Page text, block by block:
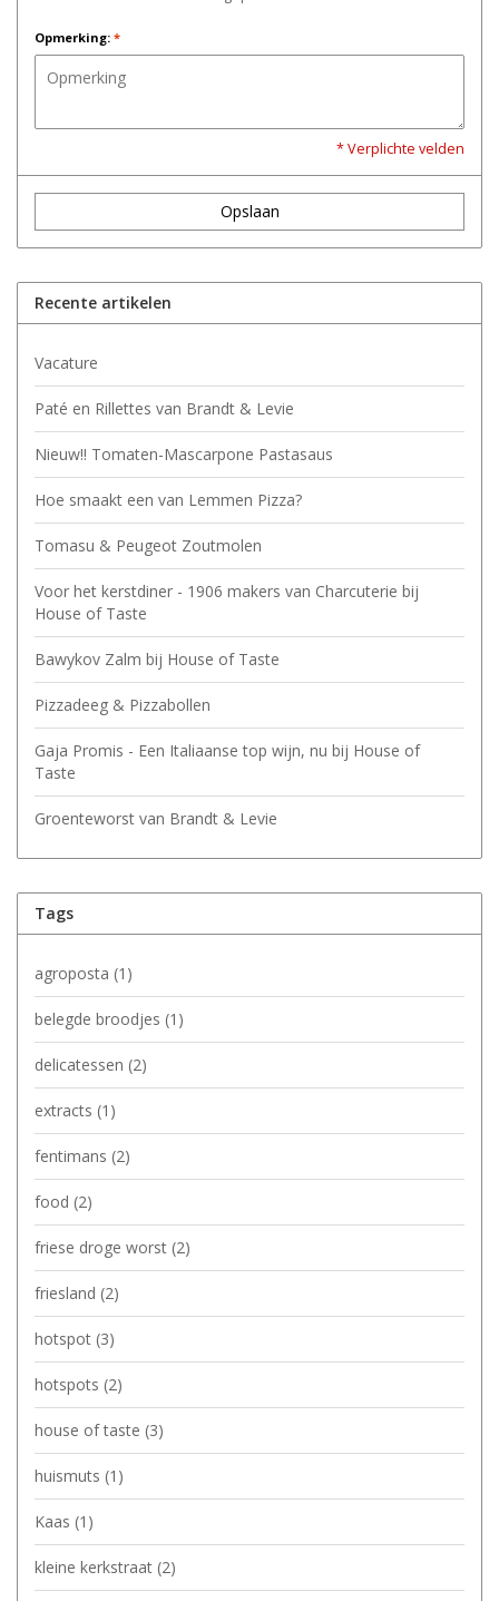
Opmerking: *
* Verplichte velden
Opslaan
Recente artikelen
Vacature
Paté en Rillettes van Brandt & Levie
Nieuw!! Tomaten-Mascarpone Pastasaus
Hoe smaakt een van Lemmen Pizza?
Tomasu & Peugeot Zoutmolen
Voor het kerstdiner - 1906 makers van Charcuterie bij
House of Taste
Bawykov Zalm bij House of Taste
Pizzadeeg & Pizzabollen
Gaja Promis - Een Italiaanse top wijn, nu bij House of
Taste
Groenteworst van Brandt & Levie
Tags
agroposta (1)
belegde broodjes (1)
delicatessen (2)
extracts (1)
fentimans (2)
food (2)
friese droge worst (2)
friesland (2)
hotspot (3)
hotspots (2)
house of taste (3)
huismuts (1)
Kaas (1)
kleine kerkstraat (2)